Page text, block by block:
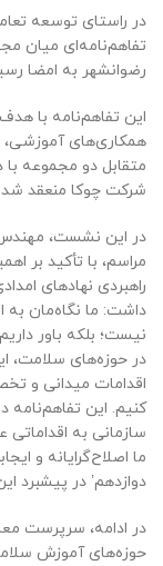
در راستای توسعه
تفاهم‌نامه‌ای میان
رضوانشهر به امضا
این تفاهم‌نامه با
همکاری‌های آموزشی،
متقابل دو مجموعه
شرکت چوکا منعقد شد.
در این نشست،
مراسم، با تأکید بر
راهبردی نهادهای
داشت: ما نگاه‌مان
نیست؛ بلکه باور
در حوزه‌های سلامت،
اقدامات میدانی و
کنیم. این
سازمانی به اقداماتی
ما اصلاح‌گرایانه و
دوازدهم’ در پیشبرد
در ادامه، سرپرست
حوزه‌های آموزش